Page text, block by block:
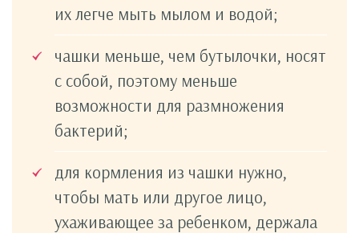
их легче мыть мылом и водой;
чашки меньше, чем бутылочки, носят
с собой, поэтому меньше
возможности для размножения
бактерий;
для кормления из чашки нужно,
чтобы мать или другое лицо,
ухаживающее за ребенком, держала